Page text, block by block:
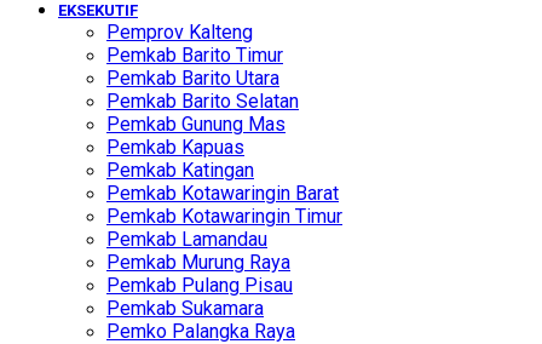
EKSEKUTIF
Pemprov Kalteng
Pemkab Barito Timur
Pemkab Barito Utara
Pemkab Barito Selatan
Pemkab Gunung Mas
Pemkab Kapuas
Pemkab Katingan
Pemkab Kotawaringin Barat
Pemkab Kotawaringin Timur
Pemkab Lamandau
Pemkab Murung Raya
Pemkab Pulang Pisau
Pemkab Sukamara
Pemko Palangka Raya